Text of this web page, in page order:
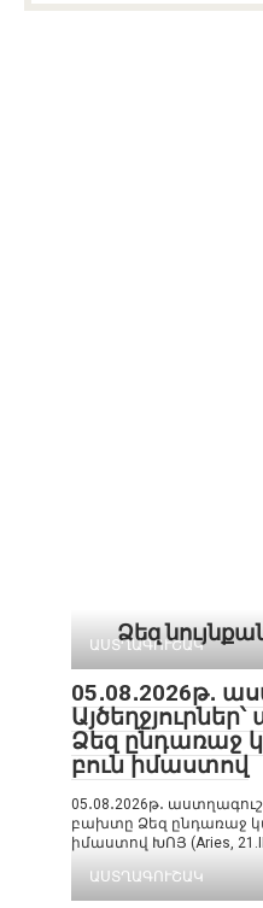
Ձեզ
ԱՍՏՂԱԳՈՒՇԱԿ
05․08․2026թ․
Ձեզ ընդառաջ
բուն իմաստով
05․08․2026թ․
բախտը Ձեզ ընդառաջ
իմաստով ԽՈՅ (Aries,
ԱՍՏՂԱԳՈՒՇԱԿ